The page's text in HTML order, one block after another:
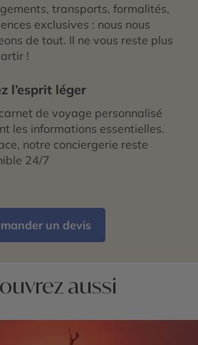
transports, formalités,
exclusives : nous nous
de tout. Il ne vous reste plus
!
l’esprit léger
de voyage personnalisé
les informations essentielles.
notre conciergerie reste
24/7
un devis
aussi